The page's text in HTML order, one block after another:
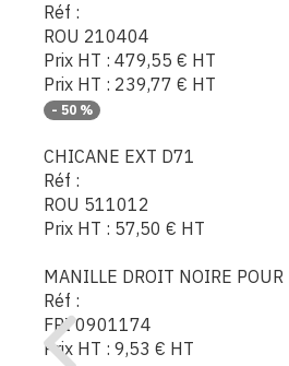
Réf :
ROU 210404
Prix HT : 479,55 € HT
Prix HT : 239,77 € HT
- 50 %
CHICANE EXT D71
Réf :
ROU 511012
Prix HT : 57,50 € HT
MANILLE DROIT NOIRE POUR
Réf :
FRI 0901174
Prix HT : 9,53 € HT